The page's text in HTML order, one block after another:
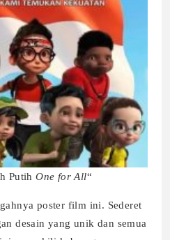
PutihOne for All“
poster film ini. Sederet
desain yang unik dan semua